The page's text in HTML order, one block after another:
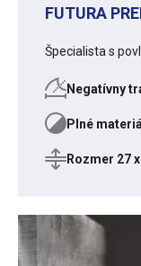
FUTURA
Špecialista s
Negatívny
Plné
Rozmer 27